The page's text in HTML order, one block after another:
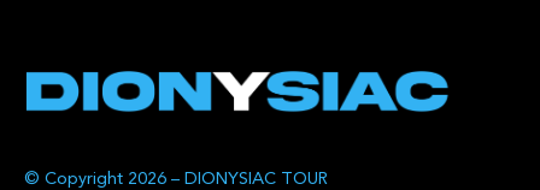
© Copyright 2026 – DIONYSIAC TOUR